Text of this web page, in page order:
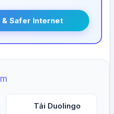
& Safer Internet
Tải Duolingo